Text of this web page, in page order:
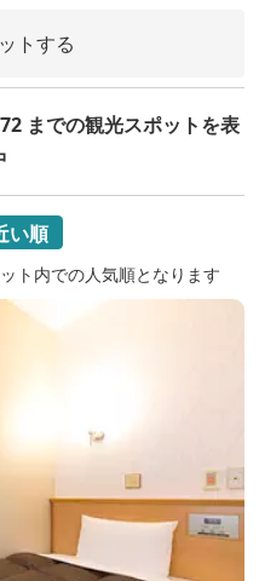
トする
までの観光スポットを表
い順
ト内での人気順となります